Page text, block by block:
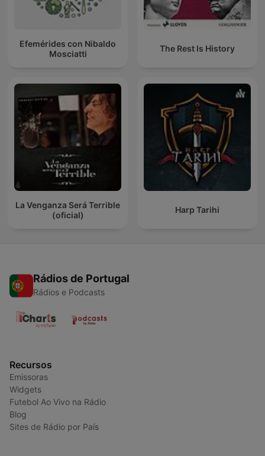
Efemérides con Nibaldo
Mosciatti
The Rest Is History
La Venganza Será Terrible
(oficial)
Harp Tarihi
Rádios de Portugal
Rádios e Podcasts
Recursos
Emissoras
Widgets
Futebol Ao Vivo na Rádio
Blog
Sites de Rádio por País